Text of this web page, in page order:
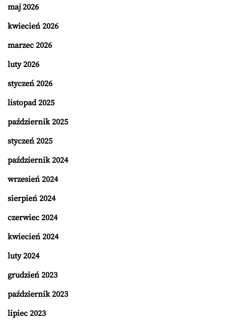
maj 2026
kwiecień 2026
marzec 2026
luty 2026
styczeń 2026
listopad 2025
październik 2025
styczeń 2025
październik 2024
wrzesień 2024
sierpień 2024
czerwiec 2024
kwiecień 2024
luty 2024
grudzień 2023
październik 2023
lipiec 2023